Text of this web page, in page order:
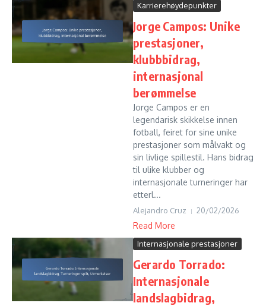
Karrierehøydepunkter
Jorge Campos: Unike
prestasjoner,
klubbbidrag,
internasjonal
berømmelse
Jorge Campos er en
legendarisk skikkelse innen
fotball, feiret for sine unike
prestasjoner som målvakt og
sin livlige spillestil. Hans bidrag
til ulike klubber og
internasjonale turneringer har
etterl...
Alejandro Cruz 20/02/2026
Read More
Internasjonale prestasjoner
Gerardo Torrado:
Internasjonale
landslagbidrag,